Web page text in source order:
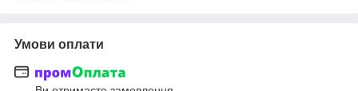
Умови оплати